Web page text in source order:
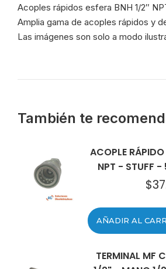
Acoples rápidos esfera BNH 1/2″
Amplia gama de acoples rápidos y
Las imágenes son solo a modo
También te
ACOPLE
NPT - STUFF
$
AÑADIR AL
TERMINAL MF